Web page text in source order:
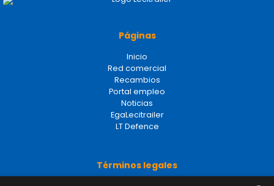
Páginas
Inicio
Red comercial
Recambios
Portal empleo
Noticias
EgaLecitrailer
LT Defence
Términos legales